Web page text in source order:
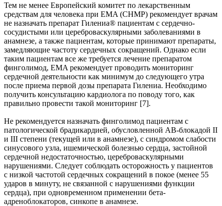
Тем не менее Европейский комитет по лекарственным
средствам для человека при EMA (CHMP) рекомендует врачам
не назначать препарат Гилениа® пациентам с сердечно-
сосудистыми или цереброваскулярными заболеваниями в
анамнезе, а также пациентам, которые принимают препараты,
замедляющие частоту сердечных сокращений. Однако если
таким пациентам все же требуется лечение препаратом
финголимод, EMA рекомендует проводить мониторинг
сердечной деятельности как минимум до следующего утра
после приема первой дозы препарата Гилениа. Необходимо
получить консультацию кардиолога по поводу того, как
правильно провести такой мониторинг [7].
Не рекомендуется назначать финголимод пациентам с
патологической брадикардией, обусловленной АВ-блокадой II
и III степени (текущей или в анамнезе), с синдромом слабости
синусового узла, ишемической болезнью сердца, застойной
сердечной недостаточностью, цереброваскулярными
нарушениями. Следует соблюдать осторожность у пациентов
с низкой частотой сердечных сокращений в покое (менее 55
ударов в минуту, не связанной с нарушениями функции
сердца), при одновременном применении бета-
адреноблокаторов, синкопе в анамнезе.